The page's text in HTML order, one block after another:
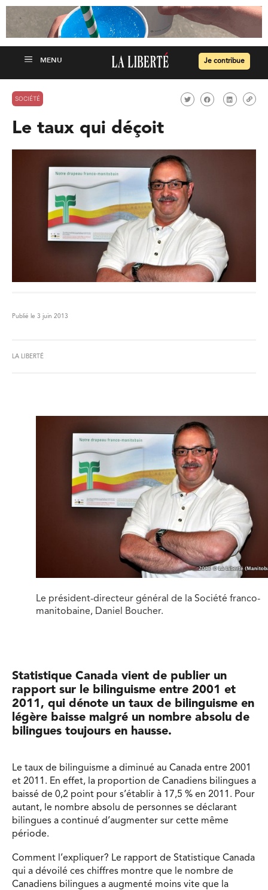
Je contribue
SOCIÉTÉ
Le taux qui déçoit
Publié le 3 juin 2013
LA LIBERTÉ
Le président-directeur général de la Société franco-
manitobaine, Daniel Boucher.
Statistique Canada vient de publier un
rapport sur le bilinguisme entre 2001 et
2011, qui dénote un taux de bilinguisme en
légère baisse malgré un nombre absolu de
bilingues toujours en hausse.
Le taux de bilinguisme a diminué au Canada entre 2001
et 2011. En effet, la proportion de Canadiens bilingues a
baissé de 0,2 point pour s’établir à 17,5 % en 2011. Pour
autant, le nombre absolu de personnes se déclarant
bilingues a continué d’augmenter sur cette même
période.
Comment l’expliquer? Le rapport de Statistique Canada
qui a dévoilé ces chiffres montre que le nombre de
Canadiens bilingues a augmenté moins vite que la